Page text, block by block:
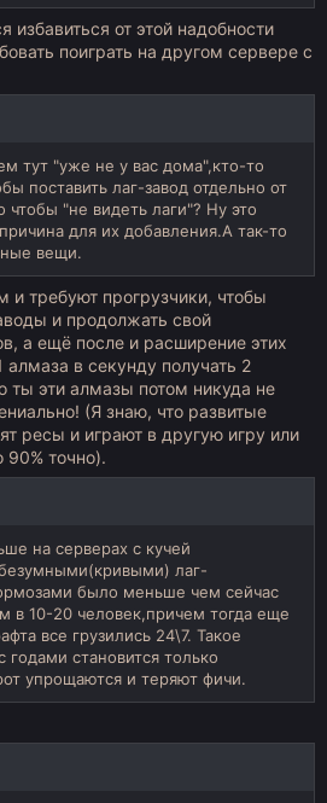
избавиться от этой надобности
поиграть на другом сервере с
тут "уже не у вас дома",кто-то
поставить лаг-завод отдельно от
чтобы "не видеть лаги"? Ну это
для их добавления.А так-то
вещи.
и требуют прогрузчики, чтобы
и продолжать свой
а ещё после и расширение этих
в секунду получать 2
ты эти алмазы потом никуда не
(Я знаю, что развитые
ресы и играют в другую игру или
90% точно).
на серверах с кучей
лаг-
было меньше чем сейчас
в 10-20 человек,причем тогда еще
все грузились 24\7. Такое
годами становится только
упрощаются и теряют фичи.